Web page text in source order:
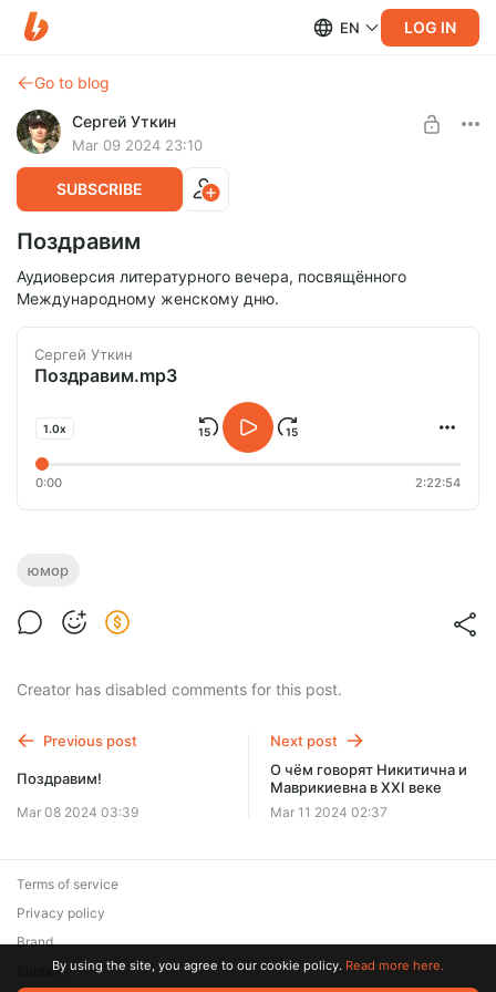
EN LOG IN
Go to blog
Сергей Уткин
Mar 09 2024 23:10
SUBSCRIBE
Поздравим
Аудиоверсия литературного вечера, посвящённого
Международному женскому дню.
Сергей Уткин
Поздравим.mp3
1.0x
0:00 2:22:54
юмор
Creator has disabled comments for this post.
Previous post
Поздравим!
Mar 08 2024 03:39
Next post
О чём говорят Никитична и
Маврикиевна в XXI веке
Mar 11 2024 02:37
Terms of service
Privacy policy
Brand
SupportBy using the site, you agree to our cookie policy. Read more here.